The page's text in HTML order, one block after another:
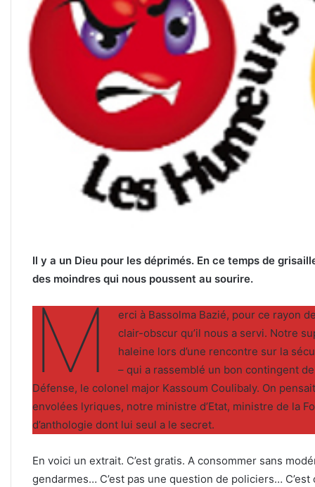
Il y a un Dieu pour les déprimés. En ce temps de
des moindres qui nous poussent au sourire.
M
erci à Bassolma Bazié, pour ce rayon
clair-obscur qu’il nous a servi. Notre
haleine lors d’une rencontre sur la
– qui a rassemblé un bon contingent
Défense, le colonel major Kassoum Coulibaly. On
envolées lyriques, notre ministre d’Etat, ministre de la
d’anthologie dont lui seul a le secret.
En voici un extrait. C’est gratis. A consommer sans
gendarmes… C’est pas une question de policiers…